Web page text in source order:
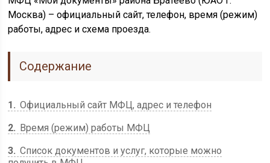
Москва) – официальный сайт, телефон, время (режим)
работы, адрес и схема проезда.
Содержание
1
Официальный сайт МФЦ, адрес и телефон
2
Время (режим) работы МФЦ
3 Список документов и услуг, которые можно